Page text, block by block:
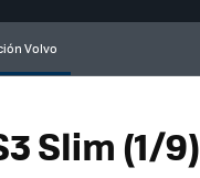
Volvo
Slim (1/9)